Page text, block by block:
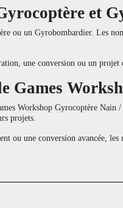
et
ou un Gyrobombardier. Les
une conversion ou un projet
Games
Workshop Gyrocoptère
projets.
ou une conversion avancée,